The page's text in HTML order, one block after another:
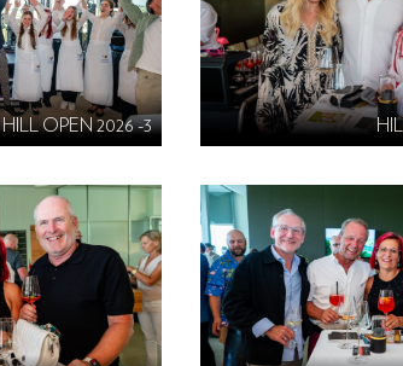
HILL OPEN 2026 -3